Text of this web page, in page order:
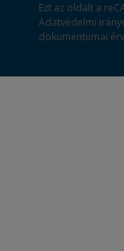
Ezt az oldalt a
Adatvédelmi
dokumentumai